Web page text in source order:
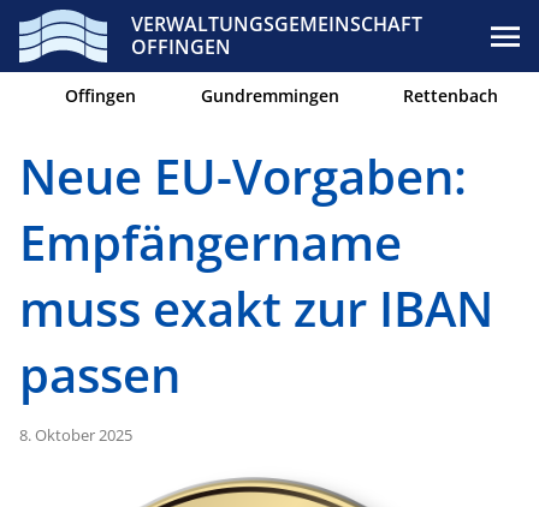
VERWALTUNGSGEMEINSCHAFT
OFFINGEN
Offingen Gundremmingen Rettenbach
Neue EU-Vorgaben:
Empfängername
muss exakt zur IBAN
passen
8. Oktober 2025